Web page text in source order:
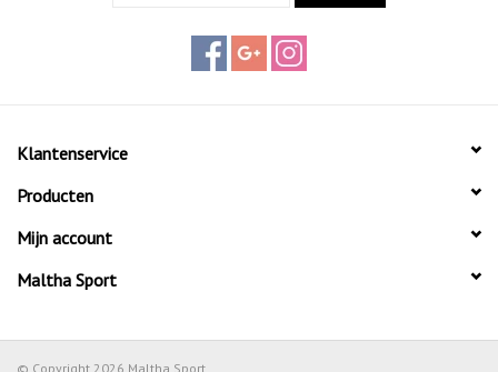
Klantenservice
Producten
Mijn account
Maltha Sport
© Copyright 2026 Maltha Sport